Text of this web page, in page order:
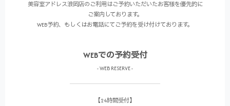
美容室アドレス浪岡店のご利用はご予約いただいたお客様を優先的に
ご案内しております。
WEB予約、もしくはお電話にてご予約を受け付けております。
WEBでの予約受付
- WEB RESERVE -
【24時間受付】